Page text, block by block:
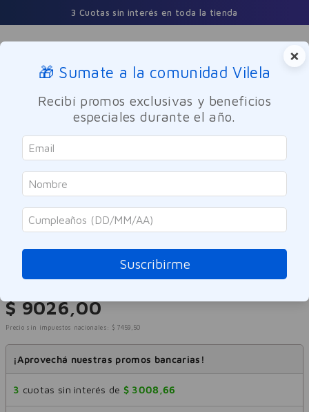
3 Cuotas sin interés en toda la tienda
Buscar
Cuidado Oral Ortodoncia
Gum
Cepillo Interdental Proxa Medio
Repuesto 1.6mm 8u
Referencia:6007732
$ 9026,00
Precio sin impuestos nacionales: $ 7459 , 50
¡Aprovechá nuestras promos bancarias!
3 cuotas sin interés de $ 3008 ,66
×
🎁 Sumate a la comunidad Vilela
Recibí promos exclusivas y beneficios
especiales durante el año.
Suscribirme